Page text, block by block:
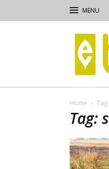
Terra
e
Vita
Home Tag
Tag: